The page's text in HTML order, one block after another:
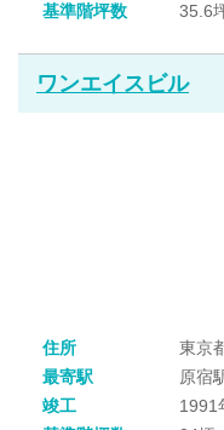
基準階坪数
35.6
ワンエイスビル
住所
東京
最寄駅
原宿
竣工
1991